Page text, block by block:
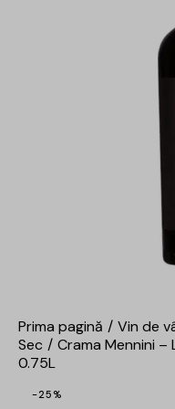
Prima pagină Vin de
Sec
Crama Mennini –
0.75L
-25%